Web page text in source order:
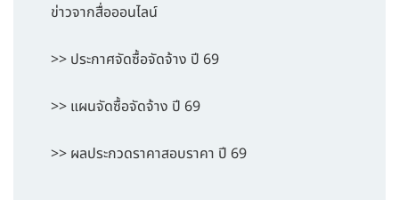
ข่าวจากสื่อออนไลน์
>> ประกาศจัดซื้อจัดจ้าง ปี 69
>> แผนจัดซื้อจัดจ้าง ปี 69
>> ผลประกวดราคาสอบราคา ปี 69